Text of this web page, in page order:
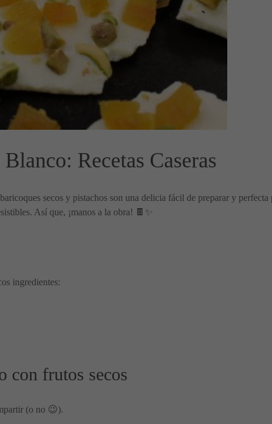
Recetas Caseras
secos y pistachos son una delicia fácil de preparar y perfecta
Así que, ¡manos a la obra! 🍫✨
ingredientes:
con frutos secos
(o no 😉).